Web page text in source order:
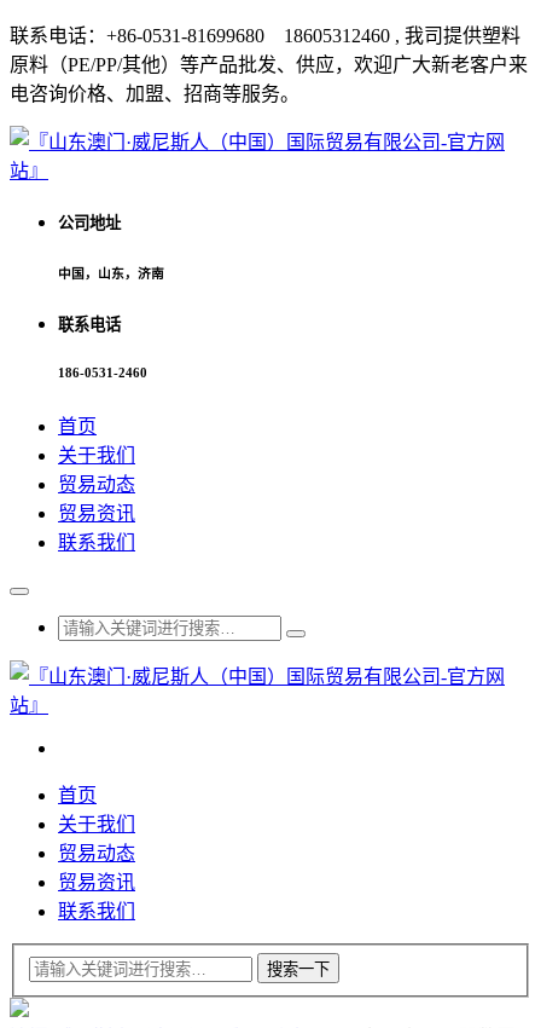
联系电话：+86-0531-81699680 18605312460 , 我司提供塑料
原料（PE/PP/其他）等产品批发、供应，欢迎广大新老客户来
电咨询价格、加盟、招商等服务。
公司地址
中国，山东，济南
联系电话
186-0531-2460
首页
关于我们
贸易动态
贸易资讯
联系我们
首页
关于我们
贸易动态
贸易资讯
联系我们